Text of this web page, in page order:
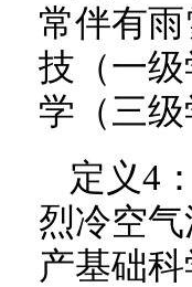
常伴有
技（一
学（三级
定义4
烈冷空
产基础科